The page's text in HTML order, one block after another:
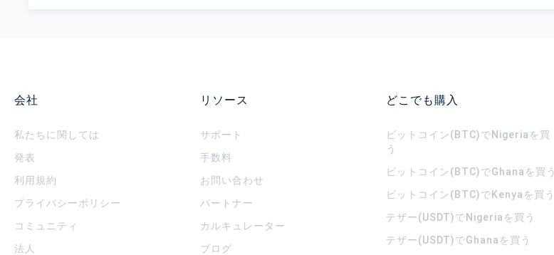
会社
私たちに関しては
発表
利用規約
プライバシーポリシー
コミュニティ
法人
リソース
サポート
手数料
お問い合わせ
パートナー
カルキュレーター
ブログ
どこでも購入
ビットコイン(BTC)でNigeriaを買
う
ビットコイン(BTC)でGhanaを買う
ビットコイン(BTC)でKenyaを買う
テザー(USDT)でNigeriaを買う
テザー(USDT)でGhanaを買う